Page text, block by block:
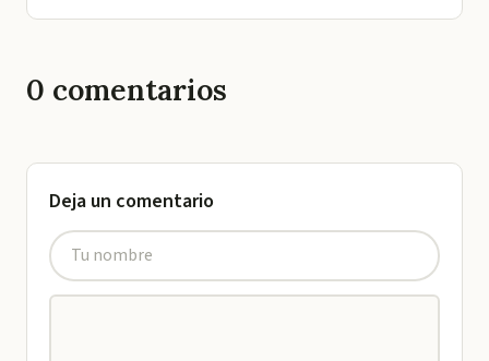
0 comentarios
Deja un comentario